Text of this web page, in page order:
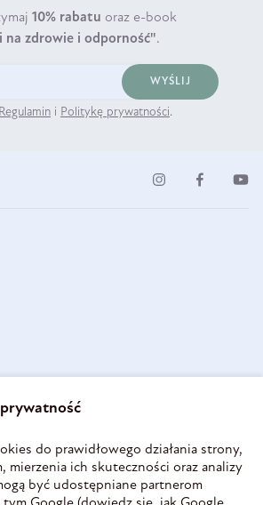
10% rabatu oraz e-book
na zdrowie i odporność".
WYŚLIJ
Regulamin i Politykę prywatności.
do prawidłowego działania strony,
mierzenia ich skuteczności oraz analizy
być udostępniane partnerom